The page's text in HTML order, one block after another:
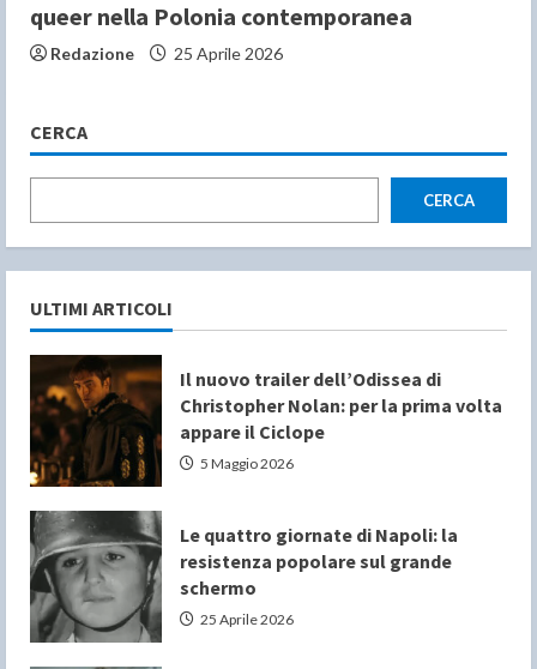
queer nella Polonia contemporanea
Redazione 25 Aprile 2026
CERCA
CERCA
ULTIMI ARTICOLI
Il nuovo trailer dell’Odissea di
Christopher Nolan: per la prima volta
appare il Ciclope
5 Maggio 2026
Le quattro giornate di Napoli: la
resistenza popolare sul grande
schermo
25 Aprile 2026